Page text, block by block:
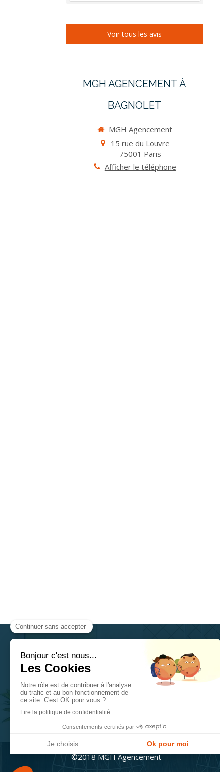
Voir tous les avis
MGH AGENCEMENT À
BAGNOLET
MGH Agencement
15 rue du Louvre
75001 Paris
Afficher le téléphone
Menuiserie Paris (75)
Expert en aménagement de
cuisines, menuiserie intérieure,
menuiserie générale, pose de
parquets, installation de fenêtres,
fabrication de meubles sur
mesure, aménagement intérieur,
©2018 MGH Agencement